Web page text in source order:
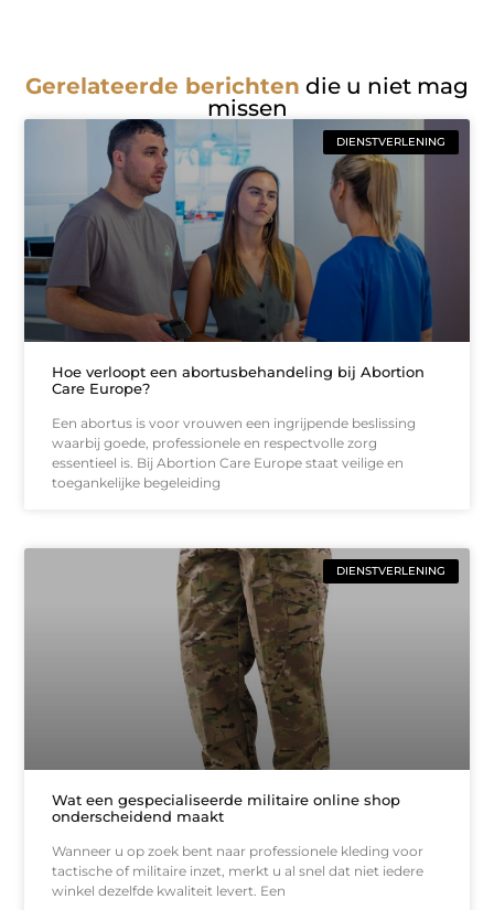
Gerelateerde berichten die u niet mag
missen
DIENSTVERLENING
Hoe verloopt een abortusbehandeling bij Abortion
Care Europe?
Een abortus is voor vrouwen een ingrijpende beslissing
waarbij goede, professionele en respectvolle zorg
essentieel is. Bij Abortion Care Europe staat veilige en
toegankelijke begeleiding
DIENSTVERLENING
Wat een gespecialiseerde militaire online shop
onderscheidend maakt
Wanneer u op zoek bent naar professionele kleding voor
tactische of militaire inzet, merkt u al snel dat niet iedere
winkel dezelfde kwaliteit levert. Een